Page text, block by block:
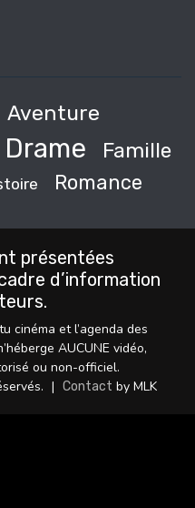
Aventure
Drame Famille
Romance
présentées
d’information
cinéma et l’agenda des
AUCUNE vidéo,
ou non-officiel.
| Contact by MLK